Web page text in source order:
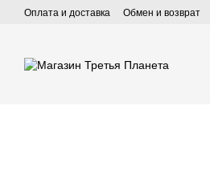
Перейти к основному контенту
Оплата и доставка Обмен и возврат